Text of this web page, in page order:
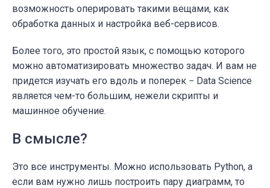
возможность оперировать такими вещами, как
обработка данных и настройка веб-сервисов.
Более того, это простой язык, с помощью которого
можно автоматизировать множество задач. И вам не
придется изучать его вдоль и поперек − Data Science
является чем-то большим, нежели скрипты и
машинное обучение.
В смысле?
Это все инструменты. Можно использовать Python, а
если вам нужно лишь построить пару диаграмм, то